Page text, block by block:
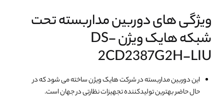
ویژگی های دوربین مداربسته تحت
شبکه هایک ویژن DS-
2CD2387G2H-LIU
این دوربین مداربسته در شرکت هایک ویژن ساخته می شود که در
حال حاضر بهترین تولیدکننده تجهیزات نظارتی در جهان است.